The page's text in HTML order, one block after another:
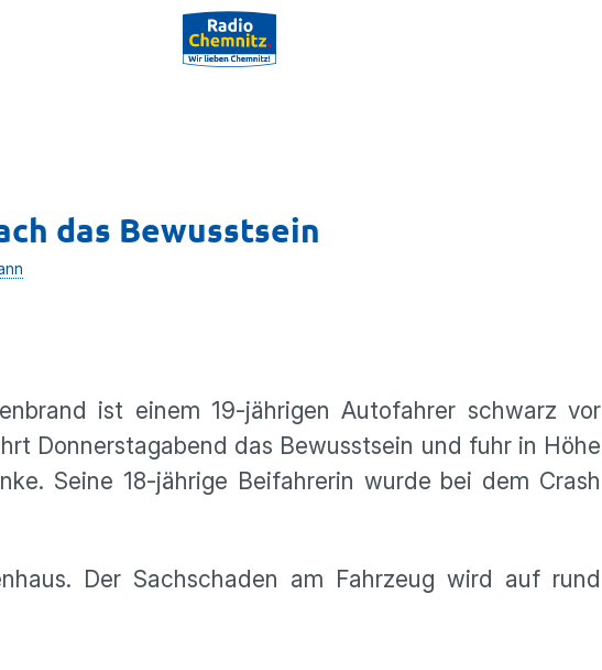
das Bewusstsein
ist einem 19-jährigen Autofahrer schwarz vor
Donnerstagabend das Bewusstsein und fuhr in Höhe
Seine 18-jährige Beifahrerin wurde bei dem Crash
Der Sachschaden am Fahrzeug wird auf rund